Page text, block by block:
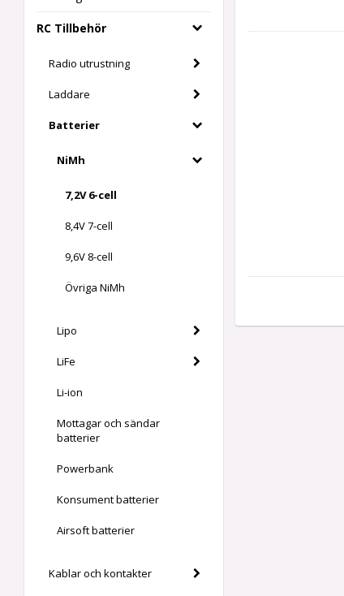
RC Tillbehör
Radio utrustning
Laddare
Batterier
NiMh
7,2V 6-cell
8,4V 7-cell
9,6V 8-cell
Övriga NiMh
Lipo
LiFe
Li-ion
Mottagar och sändar
batterier
Powerbank
Konsument batterier
Airsoft batterier
Kablar och kontakter